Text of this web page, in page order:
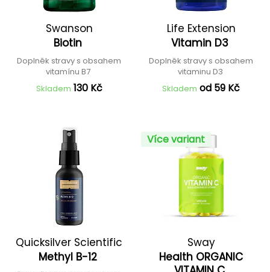
Swanson
Biotin
Doplněk stravy s obsahem
vitamínu B7
Skladem 130 Kč
Life Extension
Vitamin D3
Doplněk stravy s obsahem
vitaminu D3
Skladem od 59 Kč
Quicksilver Scientific
Methyl B-12
Více variant
Sway
Health ORGANIC